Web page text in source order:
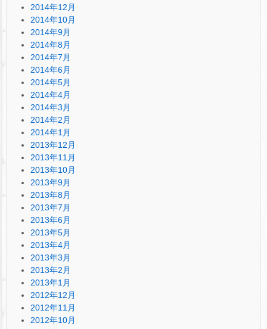
2014年12月
2014年10月
2014年9月
2014年8月
2014年7月
2014年6月
2014年5月
2014年4月
2014年3月
2014年2月
2014年1月
2013年12月
2013年11月
2013年10月
2013年9月
2013年8月
2013年7月
2013年6月
2013年5月
2013年4月
2013年3月
2013年2月
2013年1月
2012年12月
2012年11月
2012年10月